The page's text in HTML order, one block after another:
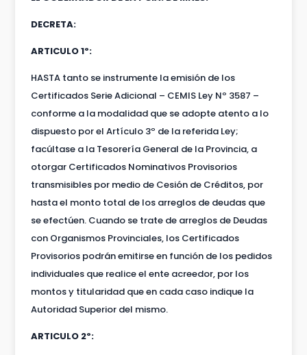
DECRETA:
ARTICULO 1º:
HASTA tanto se instrumente la emisión de los
Certificados Serie Adicional – CEMIS Ley Nº 3587 –
conforme a la modalidad que se adopte atento a lo
dispuesto por el Artículo 3º de la referida Ley;
facúltase a la Tesorería General de la Provincia, a
otorgar Certificados Nominativos Provisorios
transmisibles por medio de Cesión de Créditos, por
hasta el monto total de los arreglos de deudas que
se efectúen. Cuando se trate de arreglos de Deudas
con Organismos Provinciales, los Certificados
Provisorios podrán emitirse en función de los pedidos
individuales que realice el ente acreedor, por los
montos y titularidad que en cada caso indique la
Autoridad Superior del mismo.
ARTICULO 2º: